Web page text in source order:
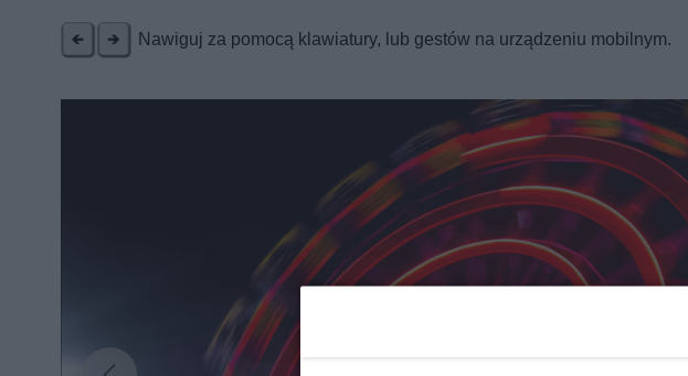
Nawiguj za pomocą klawiatury, lub gestów na urządzeniu mobilnym.